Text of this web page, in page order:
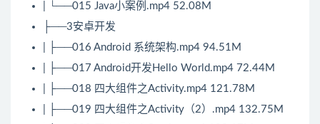
| └──015 Java小案例.mp4 52.08M
├──3安卓开发
| ├──016 Android 系统架构.mp4 94.51M
| ├──017 Android开发Hello World.mp4 72.44M
| ├──018 四大组件之Activity.mp4 121.78M
| ├──019 四大组件之Activity（2）.mp4 132.75M